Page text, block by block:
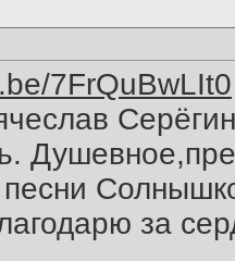
7FrQuBwLIt0
за